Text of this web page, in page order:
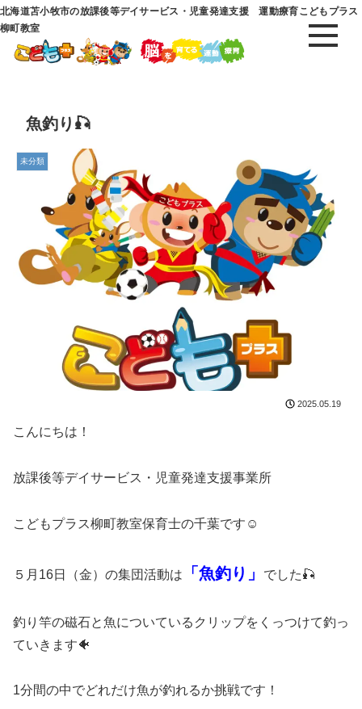
北海道苫小牧市の放課後等デイサービス・児童発達支援 運動療育こどもプラス
柳町教室
魚釣り🎣
未分類
2025.05.19
こんにちは！
放課後等デイサービス・児童発達支援事業所
こどもプラス柳町教室保育士の千葉です☺️
５月16日（金）の集団活動は 「魚釣り」 でした🎣
釣り竿の磁石と魚についているクリップをくっつけて釣っ
ていきます🐠
1分間の中でどれだけ魚が釣れるか挑戦です！